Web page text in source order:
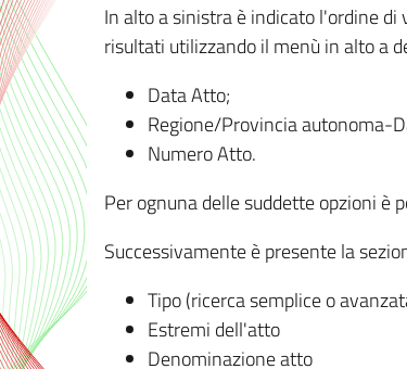
In alto a sinistra è indicato l'ordine di
risultati utilizzando il menù in alto a
Data Atto;
Regione/Provincia autonoma-
Numero Atto.
Per ognuna delle suddette opzioni è
Successivamente è presente la
Tipo (ricerca semplice o
Estremi dell'atto
Denominazione atto